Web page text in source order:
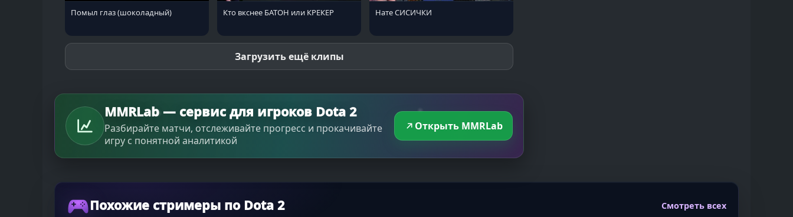
Помыл глаз (шоколадный) Кто вкснее БАТОН или КРЕКЕР Нате СИСИЧКИ
Загрузить ещё клипы
MMRLab — сервис для игроков Dota 2
Разбирайте матчи, отслеживайте прогресс и прокачивайте
игру с понятной аналитикой
Открыть MMRLab
Похожие стримеры по Dota 2 Смотреть всех